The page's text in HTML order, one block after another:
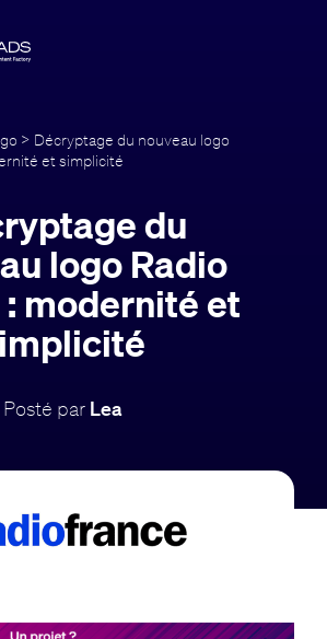
> Décryptage du nouveau logo
et simplicité
du
logo Radio
: modernité et
Posté par Lea